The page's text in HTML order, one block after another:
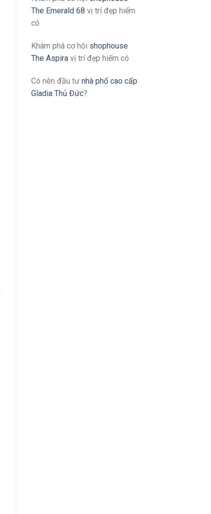
The Emerald 68 vị trí đẹp hiếm
có
Khám phá cơ hội shophouse
The Aspiravị trí đẹp hiếm có
Có nên đầu tư nhà phố cao cấp
Gladia Thủ Đức?